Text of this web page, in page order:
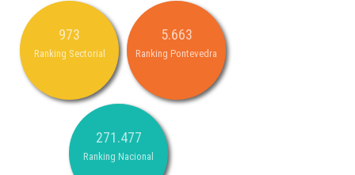
973
Ranking Sectorial
5.663
Ranking Pontevedra
271.477
Ranking Nacional